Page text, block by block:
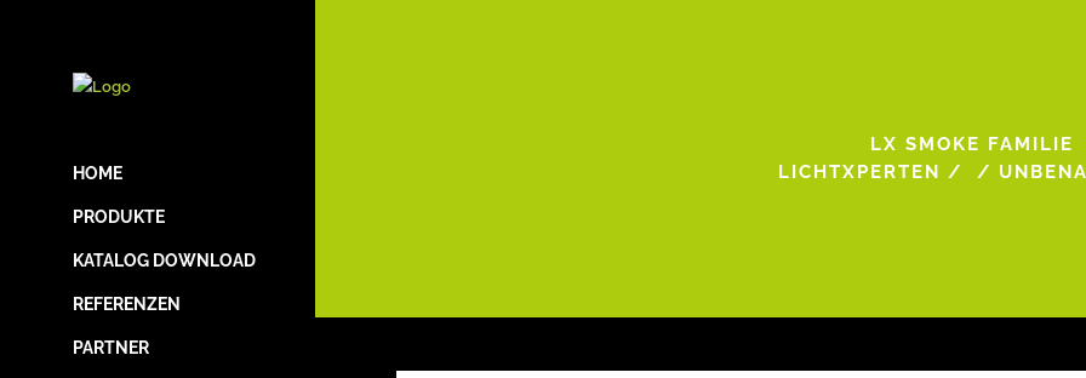
HOME
PRODUKTE
KATALOG DOWNLOAD
REFERENZEN
PARTNER
LX SMOKE FAMILIE
LICHTXPERTEN / /